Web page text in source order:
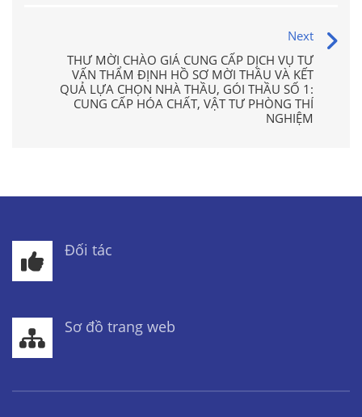
Next
THƯ MỜI CHÀO GIÁ CUNG CẤP DỊCH VỤ TƯ
VẤN THẨM ĐỊNH HỒ SƠ MỜI THẦU VÀ KẾT
QUẢ LỰA CHỌN NHÀ THẦU, GÓI THẦU SỐ 1:
CUNG CẤP HÓA CHẤT, VẬT TƯ PHÒNG THÍ
NGHIỆM
Đối tác
Sơ đồ trang web